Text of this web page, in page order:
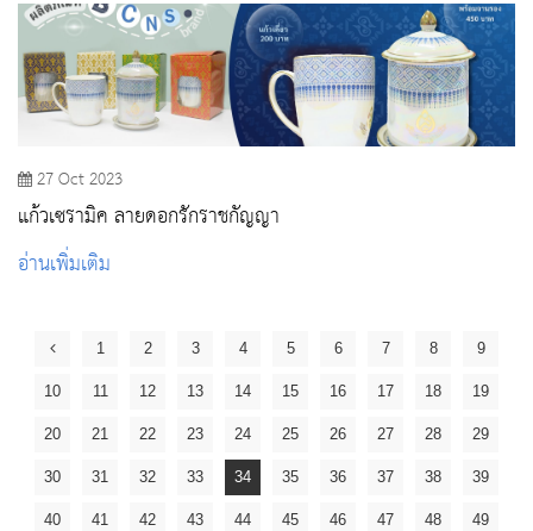
27 Oct 2023
แก้วเซรามิค ลายดอกรักราชกัญญา
อ่านเพิ่มเติม
1 2 3 4 5 6 7 8 9
10 11 12 13 14 15 16 17 18 19
20 21 22 23 24 25 26 27 28 29
30 31 32 33 34 35 36 37 38 39
40 41 42 43 44 45 46 47 48 49